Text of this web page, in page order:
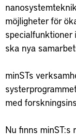
möjligheter för
specialfunktioner
ska nya
minSTs
med
Nu finns minST:s